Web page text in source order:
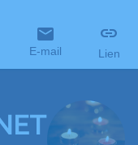
E-mail Lien